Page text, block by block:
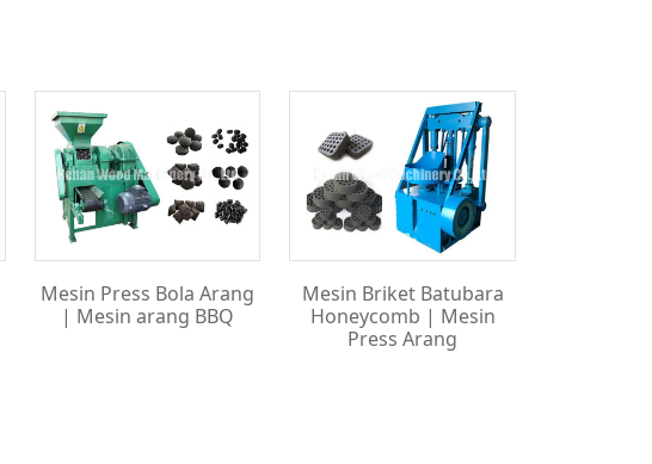
Mesin Press Bola Arang
| Mesin arang BBQ
Mesin Briket Batubara
Honeycomb | Mesin
Press Arang